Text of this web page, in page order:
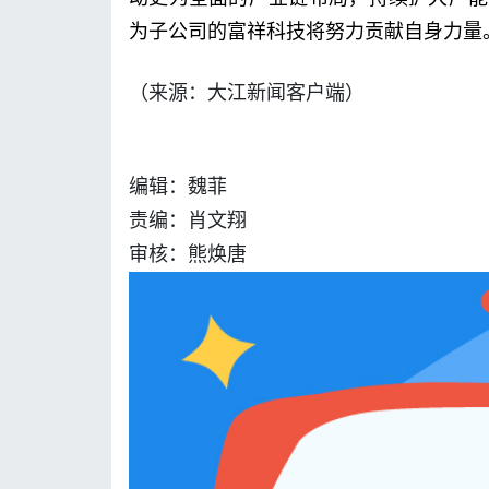
为子公司的富祥科技将努力贡献自身力量
（来源：大江新闻客户端）
编辑：魏菲
责编：肖文翔
审核：熊焕唐